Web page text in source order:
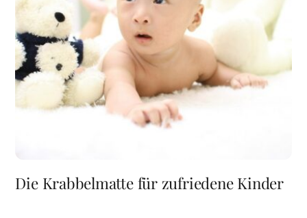
Die Krabbelmatte für zufriedene Kinder